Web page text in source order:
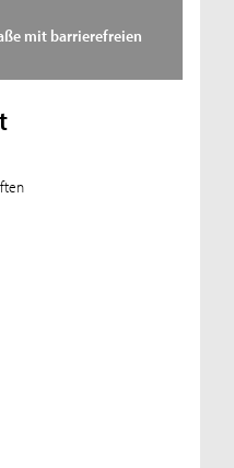
mit barrierefreien